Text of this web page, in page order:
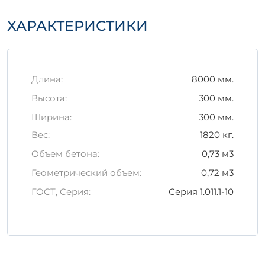
фиксацию, чтобы избежать повреждений
Железобетонное изделие С 80-30 Нсв6 —
это оптимальное решение для вашего
созданию прочной и надежной основы
для конструкций, рассчитанных на
ХАРАКТЕРИСТИКИ
Длина:
8000 мм.
Высота:
300 мм.
Ширина:
300 мм.
Вес:
1820 кг.
Объем бетона:
0,73 м3
Геометрический объем:
0,72 м3
ГОСТ, Серия:
Серия 1.011.1-10